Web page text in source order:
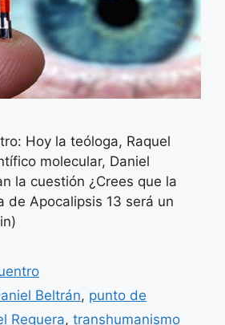
Hoy la teóloga, Raquel
molecular, Daniel
la cuestión ¿Crees que la
de Apocalipsis 13 será un
Beltrán, punto de
Reguera, transhumanismo